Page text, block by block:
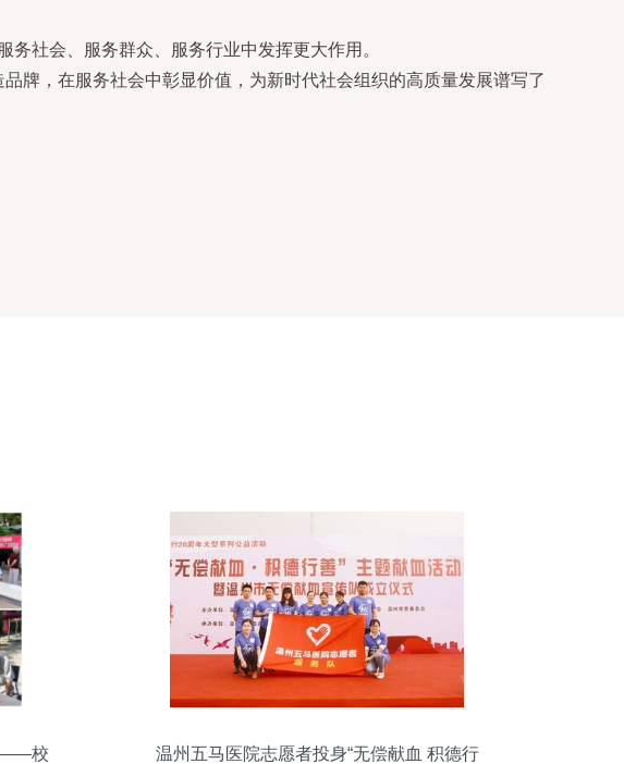
社会、服务群众、服务行业中发挥更大作用。
牌，在服务社会中彰显价值，为新时代社会组织的高质量发展谱写了
——校
温州五马医院志愿者投身“无偿献血 积德行